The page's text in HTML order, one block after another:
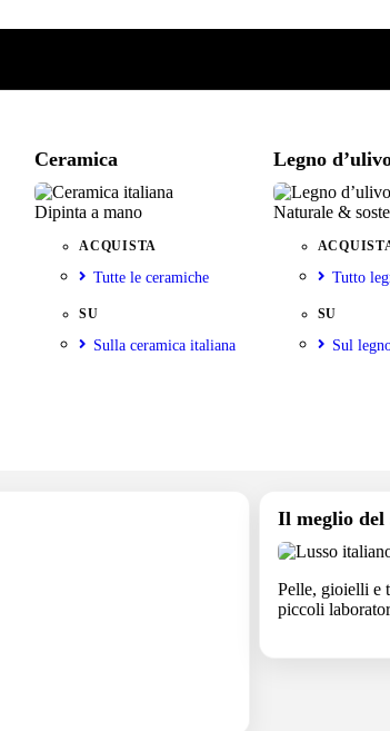
Ceramica
Dipinta a mano
ACQUISTA
Tutte le ceramiche
SU
Sulla ceramica italiana
Legno
Naturale &
Tutto
SU
Sul
Il meglio
Pelle, gioielli e
piccoli